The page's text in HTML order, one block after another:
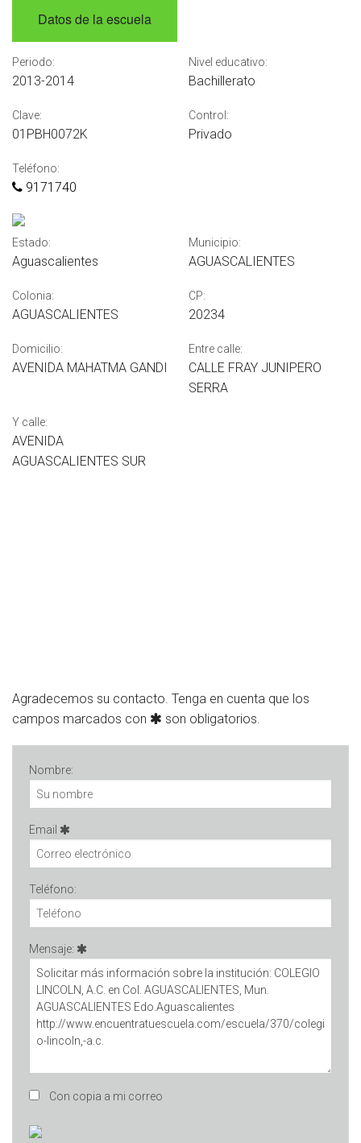
Datos de la escuela
Periodo:
2013-2014
Nivel educativo:
Bachillerato
Clave:
01PBH0072K
Control:
Privado
Teléfono:
9171740
Estado:
Aguascalientes
Municipio:
AGUASCALIENTES
Colonia:
AGUASCALIENTES
CP:
20234
Domicilio:
AVENIDA MAHATMA GANDI
Entre calle:
CALLE FRAY JUNIPERO
SERRA
Y calle:
AVENIDA
AGUASCALIENTES SUR
Agradecemos su contacto. Tenga en cuenta que los
campos marcados con
son obligatorios.
Nombre:
Email
Teléfono:
Mensaje:
Con copia a mi correo